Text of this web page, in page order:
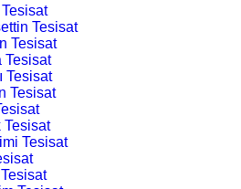
Tesisat
Tesisat
Tesisat
Tesisat
Tesisat
Tesisat
Tesisat